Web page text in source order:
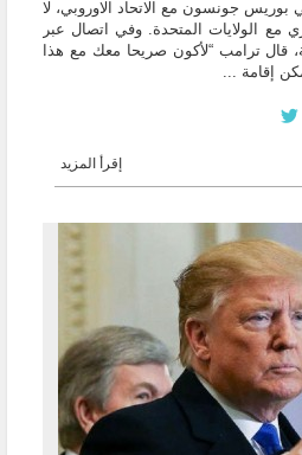
​بوريس جونسون​ مع ​الاتحاد الاوروبي​، لا
مع ​الولايات المتحدة​. وفي اتصال عبر
قال ترامب “لأكون صريحا معك مع هذا
إقامة ...
إقرأ المزيد